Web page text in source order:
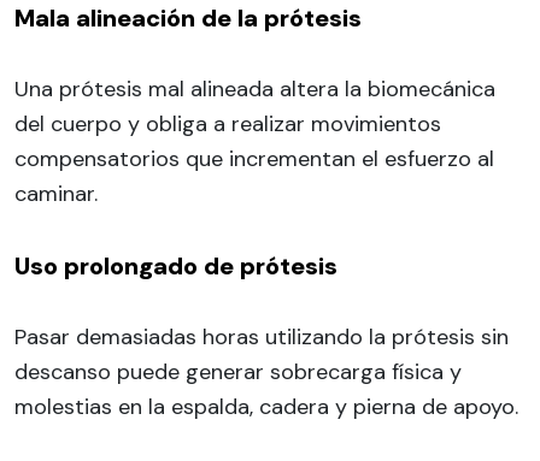
Mala alineación de la prótesis
Una prótesis mal alineada altera la biomecánica
del cuerpo y obliga a realizar movimientos
compensatorios que incrementan el esfuerzo al
caminar.
Uso prolongado de prótesis
Pasar demasiadas horas utilizando la prótesis sin
descanso puede generar sobrecarga física y
molestias en la espalda, cadera y pierna de apoyo.